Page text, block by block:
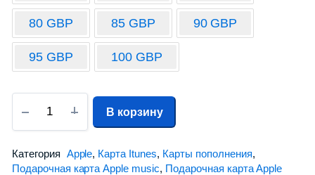
80 GBP 85 GBP 90 GBP
95 GBP 100 GBP
В корзину
Категория Apple, Карта Itunes, Карты пополнения,
Подарочная карта Apple music, Подарочная карта Apple